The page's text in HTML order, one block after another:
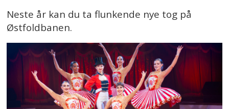
Neste år kan du ta flunkende nye tog på
Østfoldbanen.